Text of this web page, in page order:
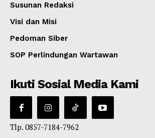
Susunan Redaksi
Visi dan Misi
Pedoman Siber
SOP Perlindungan Wartawan
Ikuti Sosial Media Kami
Tlp. 0857-7184-7962